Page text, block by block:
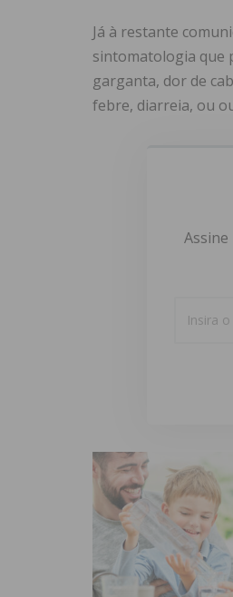
Já à restante
sintomatologia que
garganta, dor de
febre, diarreia, ou